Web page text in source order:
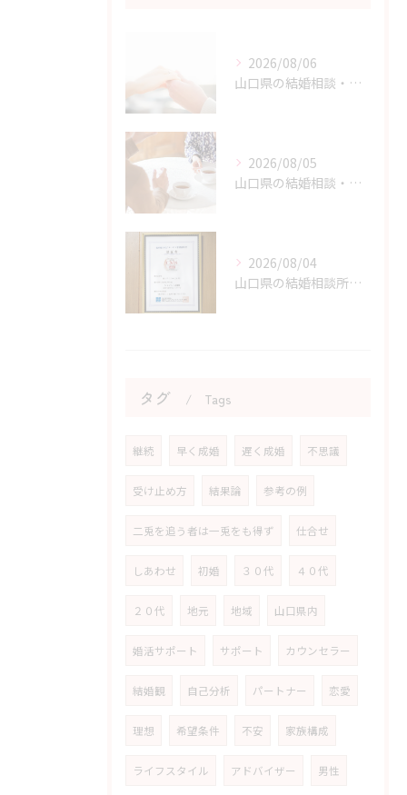
2026/08/06
山口県の結婚相談・婚活の自己肯定感を高める実践アドバイス
2026/08/05
山口県の結婚相談・婚活の成功に直結する考え方の切り替え方
2026/08/04
山口県の結婚相談所のサポートで不安が解消できる理由
タグ Tags
継続 早く成婚 遅く成婚 不思議
受け止め方 結果論 参考の例
二兎を追う者は一兎をも得ず 仕合せ
しあわせ 初婚 ３０代 ４０代
２０代 地元 地域 山口県内
婚活サポート サポート カウンセラー
結婚観 自己分析 パートナー 恋愛
理想 希望条件 不安 家族構成
ライフスタイル アドバイザー 男性